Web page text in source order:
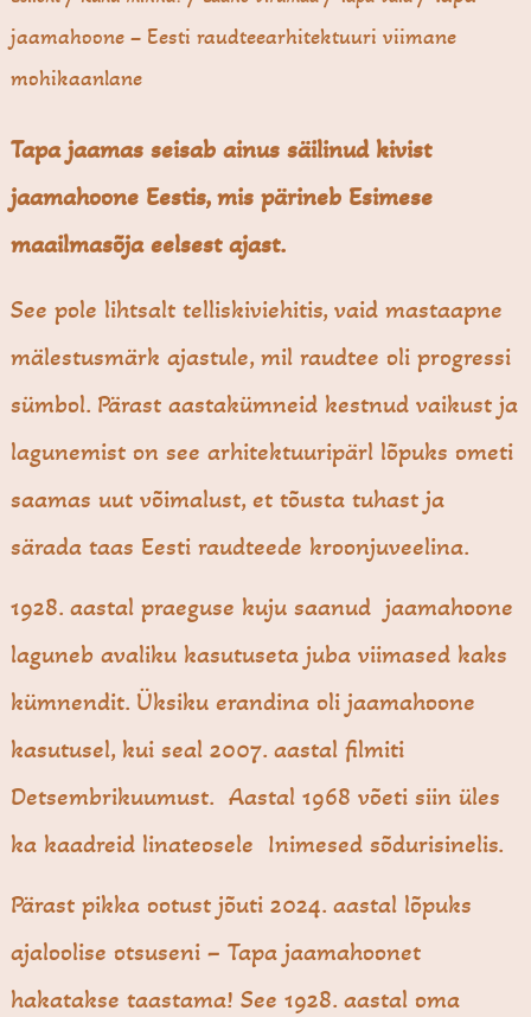
jaama­hoone – Eesti raudteearhitektuuri viimane
mohikaanlane
Tapa jaamas seisab ainus säilinud kivist
jaamahoone Eestis, mis pärineb Esimese
maailmasõja eelsest ajast.
See pole lihtsalt telliskiviehitis, vaid mastaapne
mälestusmärk ajastule, mil raudtee oli progressi
sümbol. Pärast aastakümneid kestnud vaikust ja
lagunemist on see arhitektuuripärl lõpuks ometi
saamas uut võimalust, et tõusta tuhast ja
särada taas Eesti raudteede kroonjuveelina.
1928. aastal praeguse kuju saanud jaamahoone
laguneb avaliku kasutuseta juba viimased kaks
kümnendit. Üksiku erandina oli jaamahoone
kasutusel, kui seal 2007. aastal filmiti
Detsembrikuumust. Aastal 1968 võeti siin üles
ka kaadreid linateosele Inimesed sõdurisinelis.
Pärast pikka ootust jõuti 2024. aastal lõpuks
ajaloolise otsuseni – Tapa jaamahoonet
hakatakse taastama! See 1928. aastal oma